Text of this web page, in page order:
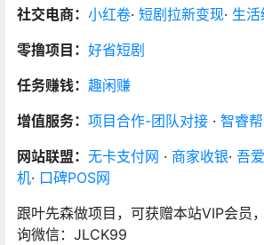
社交电商： 小红卷· 短剧拉新变现· 生
零撸项目： 好省短剧
任务赚钱： 趣闲赚
增值服务： 项目合作-团队对接 · 智睿
网站联盟： 无卡支付网 · 商家收银· 吾
机· 口碑POS网
跟叶先森做项目，可获赠本站VIP会员
询微信：JLCK99